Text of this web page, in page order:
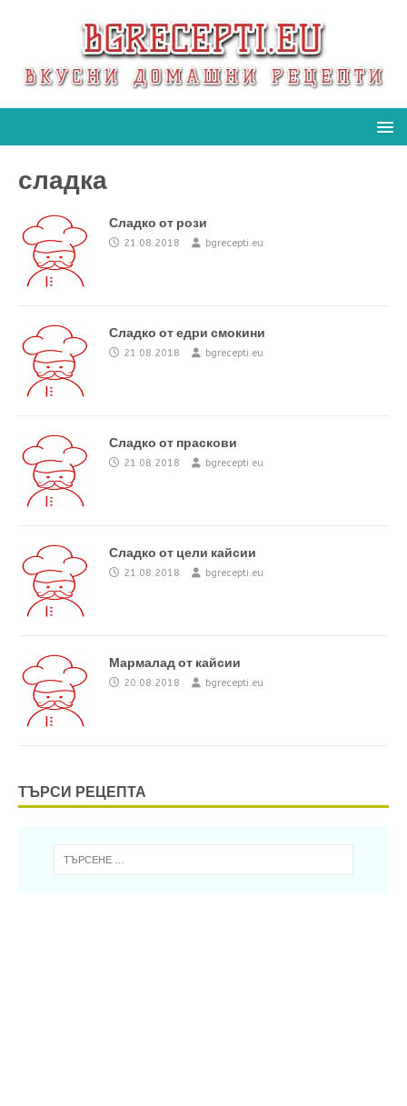
сладка
Сладко от рози
21.08.2018 bgrecepti.eu
Сладко от едри смокини
21.08.2018 bgrecepti.eu
Сладко от праскови
21.08.2018 bgrecepti.eu
Сладко от цели кайсии
21.08.2018 bgrecepti.eu
Мармалад от кайсии
20.08.2018 bgrecepti.eu
ТЪРСИ РЕЦЕПТА